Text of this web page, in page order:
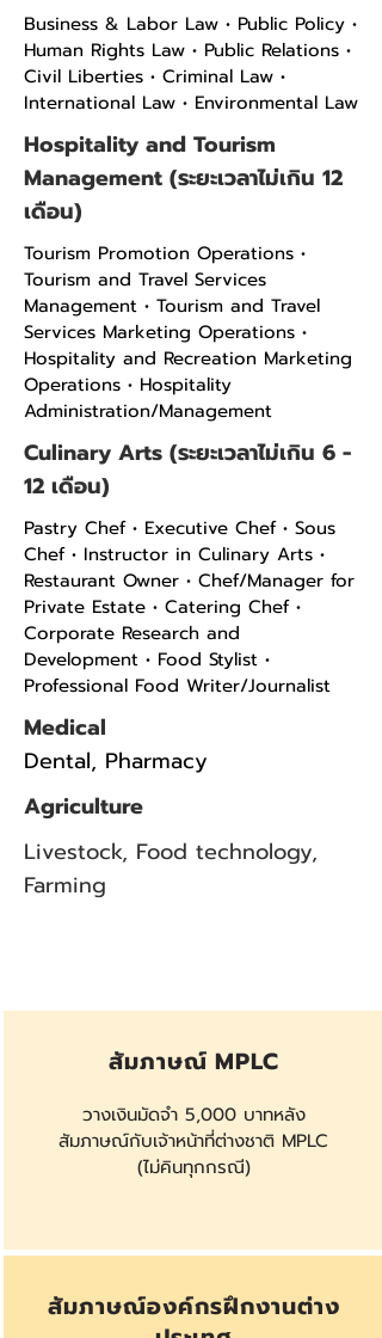
Business & Labor Law • Public Policy •
Human Rights Law • Public Relations •
Civil Liberties • Criminal Law •
International Law • Environmental Law
Hospitality and Tourism
Management (ระยะเวลาไม่เกิน 12
เดือน)
Tourism Promotion Operations •
Tourism and Travel Services
Management • Tourism and Travel
Services Marketing Operations •
Hospitality and Recreation Marketing
Operations • Hospitality
Administration/Management
Culinary Arts (ระยะเวลาไม่เกิน 6 -
12 เดือน)
Pastry Chef • Executive Chef • Sous
Chef • Instructor in Culinary Arts •
Restaurant Owner • Chef/Manager for
Private Estate • Catering Chef •
Corporate Research and
Development • Food Stylist •
Professional Food Writer/Journalist
Medical
Dental, Pharmacy
Agriculture
Livestock, Food technology,
Farming
สัมภาษณ์ MPLC
วางเงินมัดจำ 5,000 บาทหลัง
สัมภาษณ์กับเจ้าหน้าที่ต่างชาติ MPLC
(ไม่คินทุกกรณี)
สัมภาษณ์องค์กรฝึกงานต่าง